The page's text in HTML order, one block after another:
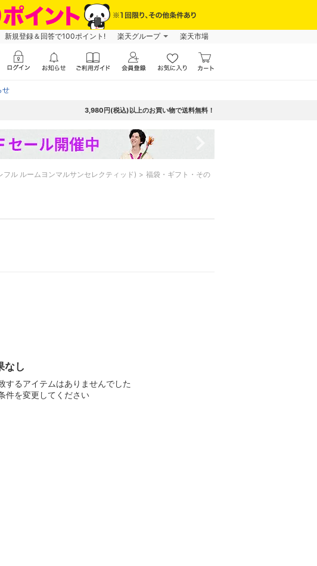
新規登録＆回答で100ポイント! 楽天グループ 楽天市場
せ
3,980円(税込)以上のお買い物で送料無料！
ル ルームヨンマルサンセレクティッド)
福袋・ギフト・その
なし
するアイテムはありませんでした
件を変更してください